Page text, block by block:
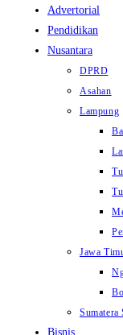
Advertorial
Pendidikan
Nusantara
DPRD
Asahan
Lampung
Jawa
Sumatera
Bisnis